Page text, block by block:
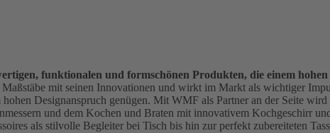
funktionalen und formschönen Produkten, die einem hohen
mit seinen Innovationen und wirkt im Markt als wichtiger
Designanspruch genügen. Mit WMF als Partner an der Seite
und dem Kochen und Braten mit innovativem Kochgeschirr
als stilvolle Begleiter bei Tisch bis hin zur perfekt zubereiteten